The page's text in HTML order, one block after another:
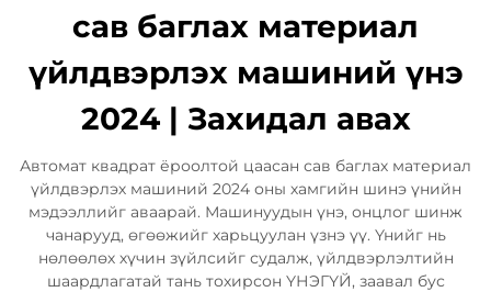
сав баглах материал
үйлдвэрлэх машиний үнэ
2024 | Захидал авах
Автомат квадрат ёроолтой цаасан сав баглах материал
үйлдвэрлэх машиний 2024 оны хамгийн шинэ үнийн
мэдээллийг аваарай. Машинуудын үнэ, онцлог шинж
чанарууд, өгөөжийг харьцуулан үзнэ үү. Үнийг нь
нөлөөлөх хүчин зүйлсийг судалж, үйлдвэрлэлтийн
шаардлагатай тань тохирсон ҮНЭГҮЙ, заавал бус